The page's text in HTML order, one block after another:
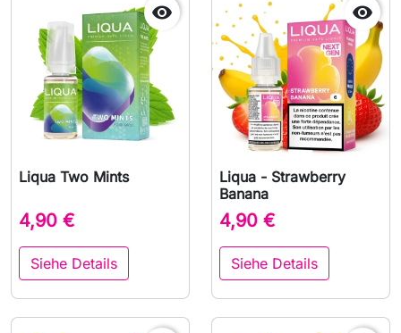

Liqua Two Mints
4,90 €
Siehe Details

Liqua - Strawberry
Banana
4,90 €
Siehe Details